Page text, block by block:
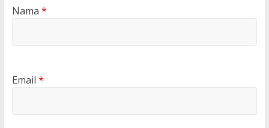
Nama *
Email *